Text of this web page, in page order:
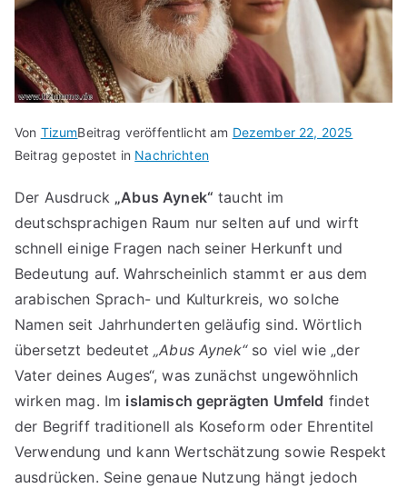
Von TizumBeitrag veröffentlicht am Dezember 22, 2025
Beitrag gepostet in Nachrichten
Der Ausdruck „Abus Aynek“ taucht im
deutschsprachigen Raum nur selten auf und wirft
schnell einige Fragen nach seiner Herkunft und
Bedeutung auf. Wahrscheinlich stammt er aus dem
arabischen Sprach- und Kulturkreis, wo solche
Namen seit Jahrhunderten geläufig sind. Wörtlich
übersetzt bedeutet„Abus Aynek“so viel wie „der
Vater deines Auges“, was zunächst ungewöhnlich
wirken mag. Im islamisch geprägten Umfeld findet
der Begriff traditionell als Koseform oder Ehrentitel
Verwendung und kann Wertschätzung sowie Respekt
ausdrücken. Seine genaue Nutzung hängt jedoch